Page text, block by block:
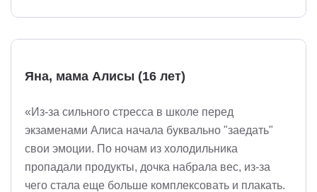
Яна, мама Алисы (16 лет)
«Из-за сильного стресса в школе перед
экзаменами Алиса начала буквально "заедать"
свои эмоции. По ночам из холодильника
пропадали продукты, дочка набрала вес, из-за
чего стала еще больше комплексовать и плакать.